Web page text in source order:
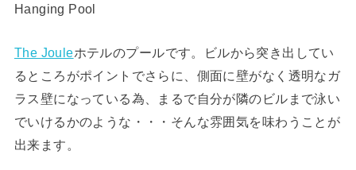
Hanging Pool
The Jouleホテルのプールです。ビルから突き出してい
るところがポイントでさらに、側面に壁がなく透明なガ
ラス壁になっている為、まるで自分が隣のビルまで泳い
でいけるかのような・・・そんな雰囲気を味わうことが
出来ます。